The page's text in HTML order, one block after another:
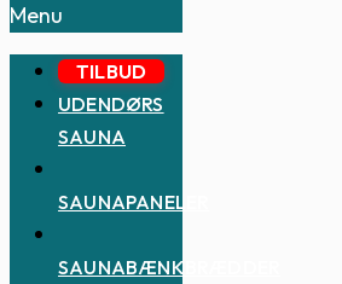
Menu
TILBUD
UDENDØRS
SAUNA
SAUNAPANELER
SAUNABÆNKBRÆDDER